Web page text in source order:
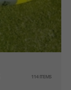
114 ITEMS